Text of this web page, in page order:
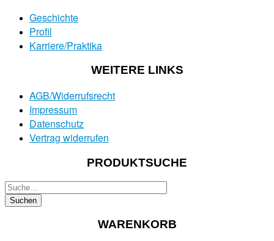
Geschichte
Profil
Karriere/Praktika
WEITERE LINKS
AGB/Widerrufsrecht
Impressum
Datenschutz
Vertrag widerrufen
PRODUKTSUCHE
WARENKORB